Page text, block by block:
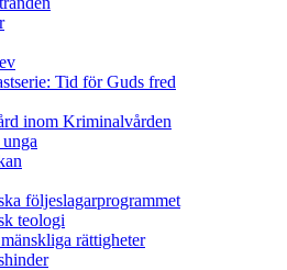
Tid för Guds fred
inom Kriminalvården
följeslagarprogrammet
teologi
rättigheter